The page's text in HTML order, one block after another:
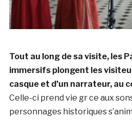
Tout au long de sa visite, les
immersifs plongent les
casque et d’un narrateur, au
Celle-ci prend vie gr ce aux
personnages historiques